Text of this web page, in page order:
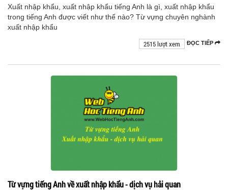
Xuất nhập khẩu, xuất nhập khẩu tiếng Anh là gì, xuất nhập khẩu
trong tiếng Anh được viết như thế nào? Từ vựng chuyên nghành
xuất nhập khẩu
ĐỌC TIẾP
2515 lượt xem
Từ vựng tiếng Anh về xuất nhập khẩu - dịch vụ hải quan